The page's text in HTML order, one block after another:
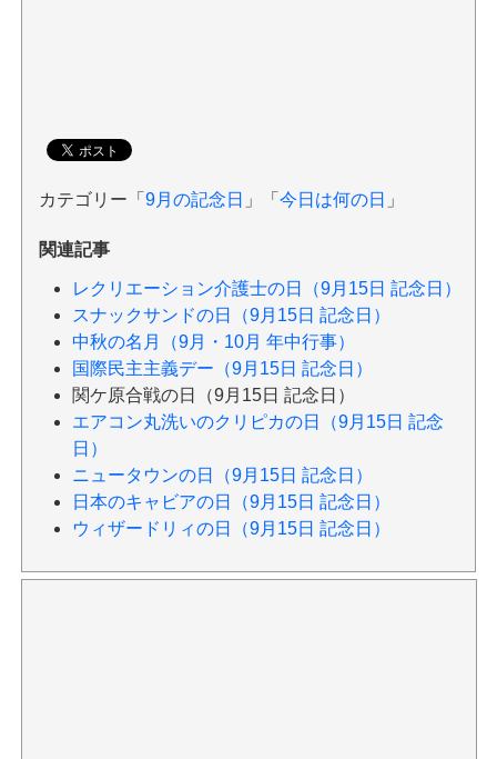
カテゴリー「 9月の記念日 」「 今日は何の日 」
関連記事
レクリエーション介護士の日（9月15日 記念日）
スナックサンドの日（9月15日 記念日）
中秋の名月（9月・10月 年中行事）
国際民主主義デー（9月15日 記念日）
関ケ原合戦の日（9月15日 記念日）
エアコン丸洗いのクリピカの日（9月15日 記念
日）
ニュータウンの日（9月15日 記念日）
日本のキャビアの日（9月15日 記念日）
ウィザードリィの日（9月15日 記念日）